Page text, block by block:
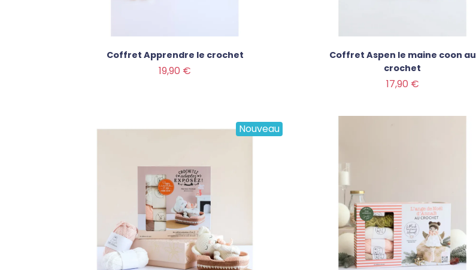
Coffret Apprendre le crochet
19,90 €
Coffret Aspen le maine coon au
crochet
17,90 €
Nouveau